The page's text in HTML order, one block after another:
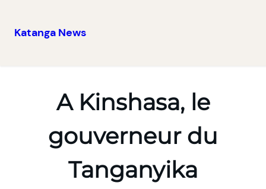
Katanga News
A Kinshasa, le
gouverneur du
Tanganyika